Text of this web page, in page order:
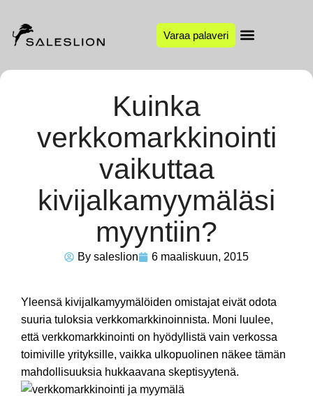
Varaa palaveri
Kuinka
verkkomarkkinointi
vaikuttaa
kivijalkamyymäläsi
myyntiin?
By saleslion 6 maaliskuun, 2015
Yleensä kivijalkamyymälöiden omistajat eivät odota
suuria tuloksia verkkomarkkinoinnista. Moni luulee,
että verkkomarkkinointi on hyödyllistä vain verkossa
toimiville yrityksille, vaikka ulkopuolinen näkee tämän
mahdollisuuksia hukkaavana skeptisyytenä.